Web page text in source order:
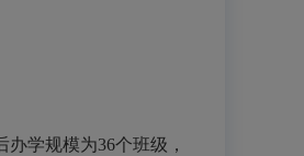
学规模为36个班级，